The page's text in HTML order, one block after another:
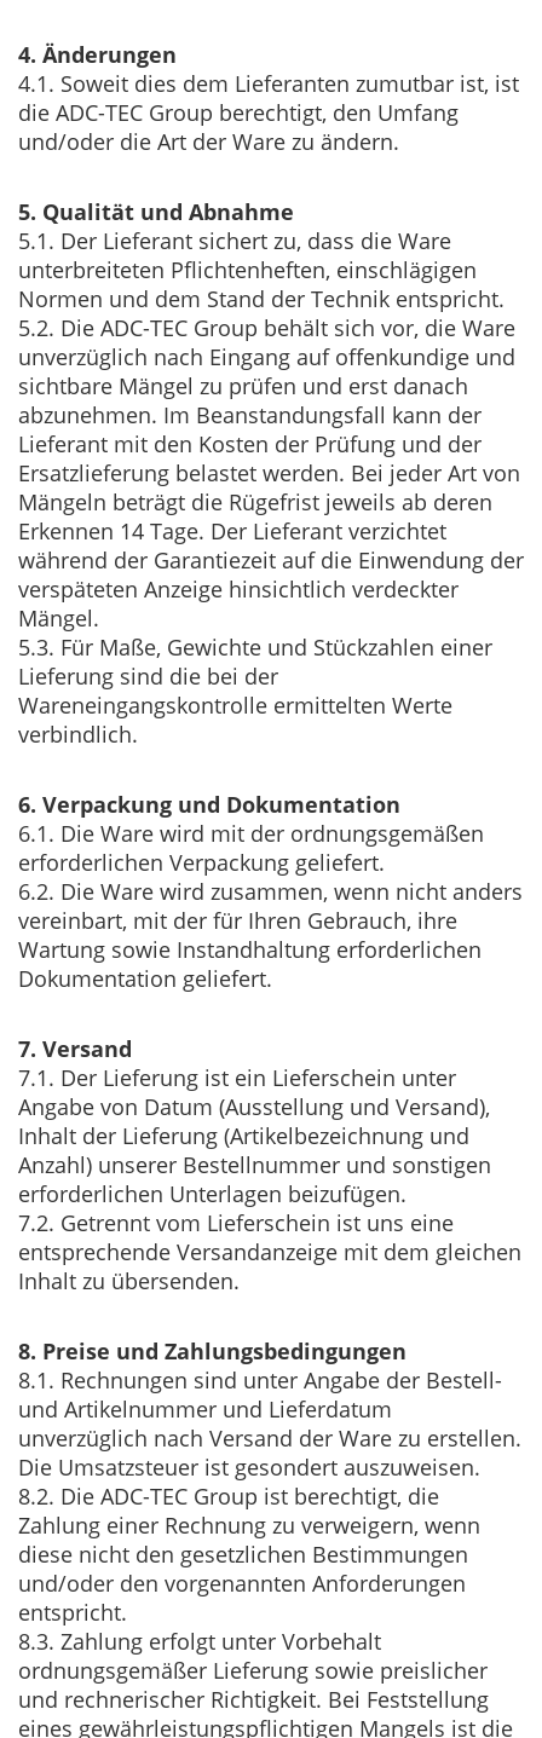
4. Änderungen
4.1. Soweit dies dem Lieferanten zumutbar ist, ist
die ADC-TEC Group berechtigt, den Umfang
und/oder die Art der Ware zu ändern.
5. Qualität und Abnahme
5.1. Der Lieferant sichert zu, dass die Ware
unterbreiteten Pflichtenheften, einschlägigen
Normen und dem Stand der Technik entspricht.
5.2. Die ADC-TEC Group behält sich vor, die Ware
unverzüglich nach Eingang auf offenkundige und
sichtbare Mängel zu prüfen und erst danach
abzunehmen. Im Beanstandungsfall kann der
Lieferant mit den Kosten der Prüfung und der
Ersatzlieferung belastet werden. Bei jeder Art von
Mängeln beträgt die Rügefrist jeweils ab deren
Erkennen 14 Tage. Der Lieferant verzichtet
während der Garantiezeit auf die Einwendung der
verspäteten Anzeige hinsichtlich verdeckter
Mängel.
5.3. Für Maße, Gewichte und Stückzahlen einer
Lieferung sind die bei der
Wareneingangskontrolle ermittelten Werte
verbindlich.
6. Verpackung und Dokumentation
6.1. Die Ware wird mit der ordnungsgemäßen
erforderlichen Verpackung geliefert.
6.2. Die Ware wird zusammen, wenn nicht anders
vereinbart, mit der für Ihren Gebrauch, ihre
Wartung sowie Instandhaltung erforderlichen
Dokumentation geliefert.
7. Versand
7.1. Der Lieferung ist ein Lieferschein unter
Angabe von Datum (Ausstellung und Versand),
Inhalt der Lieferung (Artikelbezeichnung und
Anzahl) unserer Bestellnummer und sonstigen
erforderlichen Unterlagen beizufügen.
7.2. Getrennt vom Lieferschein ist uns eine
entsprechende Versandanzeige mit dem gleichen
Inhalt zu übersenden.
8. Preise und Zahlungsbedingungen
8.1. Rechnungen sind unter Angabe der Bestell-
und Artikelnummer und Lieferdatum
unverzüglich nach Versand der Ware zu erstellen.
Die Umsatzsteuer ist gesondert auszuweisen.
8.2. Die ADC-TEC Group ist berechtigt, die
Zahlung einer Rechnung zu verweigern, wenn
diese nicht den gesetzlichen Bestimmungen
und/oder den vorgenannten Anforderungen
entspricht.
8.3. Zahlung erfolgt unter Vorbehalt
ordnungsgemäßer Lieferung sowie preislicher
und rechnerischer Richtigkeit. Bei Feststellung
eines gewährleistungspflichtigen Mangels ist die